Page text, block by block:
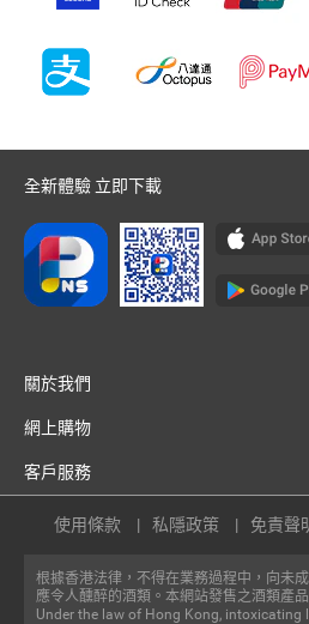
全新體驗 立即下載
關於我們
網上購物
客戶服務
根據香港法律，不得在業務過程中，向未
應令人醺醉的酒類。本網站發售之酒類產
Under the law of Hong Kong,
使用條款 私隱政策 免責聲